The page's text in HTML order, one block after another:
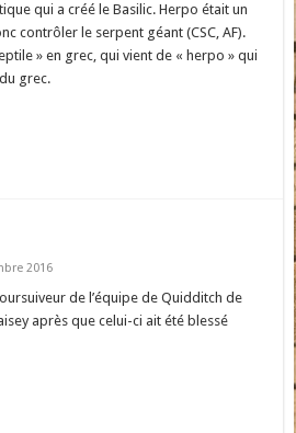
qui a créé le Basilic. Herpo était un
contrôler le serpent géant (CSC, AF).
» en grec, qui vient de « herpo » qui
grec.
2016
de l’équipe de Quidditch de
après que celui-ci ait été blessé